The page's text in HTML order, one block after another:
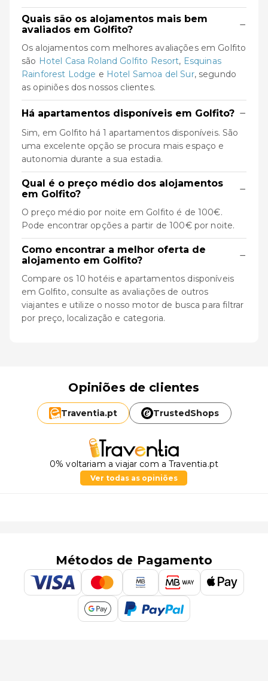
Quais são os alojamentos mais bem
avaliados em Golfito?
−
Os alojamentos com melhores avaliações em Golfito
são Hotel Casa Roland Golfito Resort, Esquinas
Rainforest Lodge e Hotel Samoa del Sur, segundo
as opiniões dos nossos clientes.
Há apartamentos disponíveis em Golfito? −
Sim, em Golfito há 1 apartamentos disponíveis. São
uma excelente opção se procura mais espaço e
autonomia durante a sua estadia.
Qual é o preço médio dos alojamentos
em Golfito?
−
O preço médio por noite em Golfito é de 100€.
Pode encontrar opções a partir de 100€ por noite.
Como encontrar a melhor oferta de
alojamento em Golfito?
−
Compare os 10 hotéis e apartamentos disponíveis
em Golfito, consulte as avaliações de outros
viajantes e utilize o nosso motor de busca para filtrar
por preço, localização e categoria.
Opiniões de clientes
Traventia.pt TrustedShops
0% voltariam a viajar com a Traventia.pt
Ver todas as opiniões
Métodos de Pagamento